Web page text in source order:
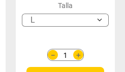
Talla
L
＋
－